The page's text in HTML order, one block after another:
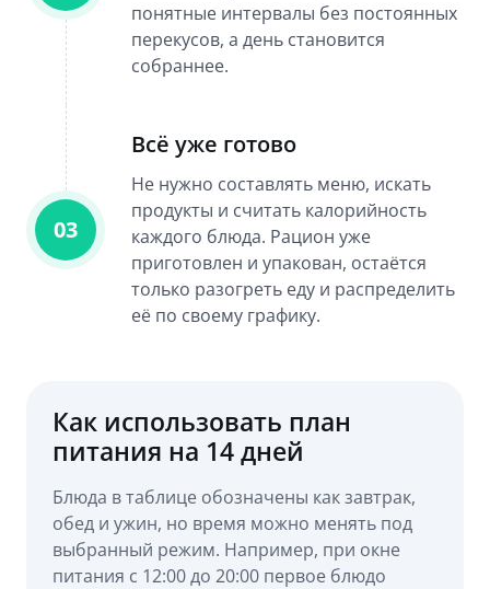
понятные интервалы без постоянных
перекусов, а день становится
собраннее.
03
Всё уже готово
Не нужно составлять меню, искать
продукты и считать калорийность
каждого блюда. Рацион уже
приготовлен и упакован, остаётся
только разогреть еду и распределить
её по своему графику.
Как использовать план
питания на 14 дней
Блюда в таблице обозначены как завтрак,
обед и ужин, но время можно менять под
выбранный режим. Например, при окне
питания с 12:00 до 20:00 первое блюдо